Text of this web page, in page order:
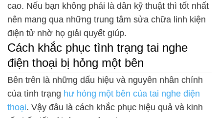
cao. Nếu bạn không phải là dân kỹ thuật thì tốt nhất
nên mang qua những trung tâm sửa chữa linh kiện
điện tử nhờ họ giải quyết giúp.
Cách khắc phục tình trạng tai nghe
điện thoại bị hỏng một bên
Bên trên là những dấu hiệu và nguyên nhân chính
của tình trạng hư hỏng một bên của tai nghe điện
thoại. Vậy đâu là cách khắc phục hiệu quả và kinh